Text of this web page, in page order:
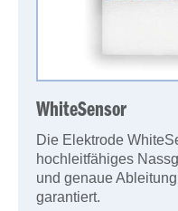
WhiteSensor
Die Elektrode
hochleitfähiges
und genaue
garantiert.